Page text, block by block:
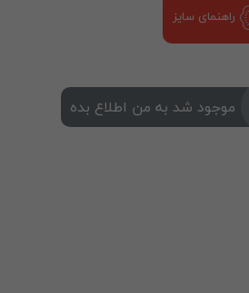
راهنمای سایز
موجود شد به من اطلاع بده